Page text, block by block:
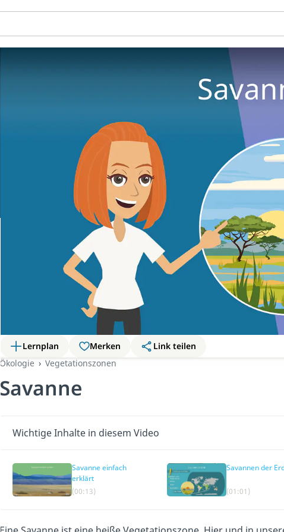
Lernplan Merken
Link teilen
Ökologie
Vegetationszonen
Savanne
Wichtige Inhalte in diesem Video
Savanne einfach
erklärt
(00:13)
Savannen der
(01:01)